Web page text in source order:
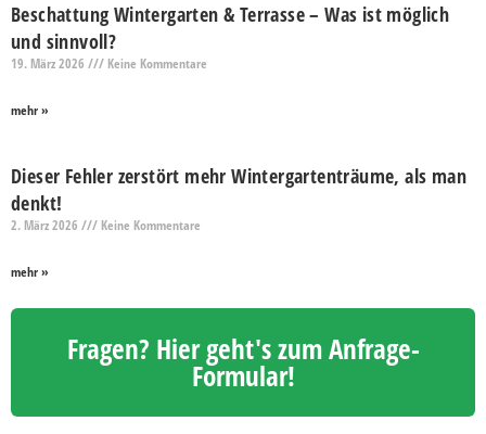
Beschattung Wintergarten & Terrasse – Was ist möglich
und sinnvoll?
19. März 2026 Keine Kommentare
mehr »
Dieser Fehler zerstört mehr Wintergartenträume, als man
denkt!
2. März 2026 Keine Kommentare
mehr »
Fragen? Hier geht's zum Anfrage-
Formular!